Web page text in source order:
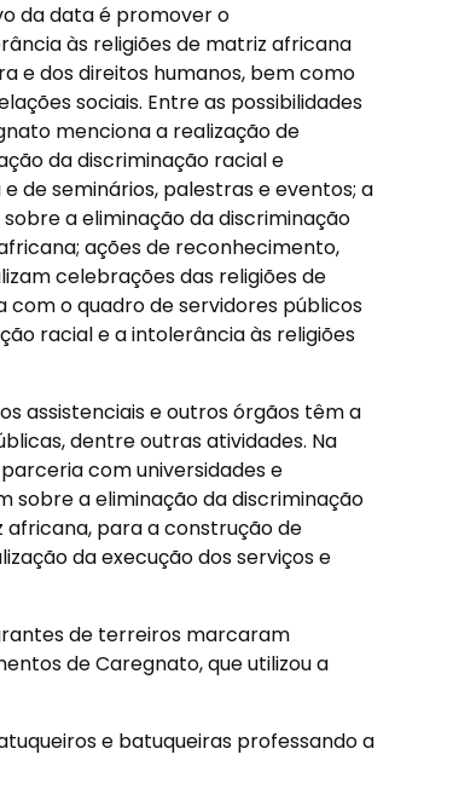
da data é promover o
às religiões de matriz africana
e dos direitos humanos, bem como
sociais. Entre as possibilidades
menciona a realização de
da discriminação racial e
de seminários, palestras e eventos; a
a eliminação da discriminação
ações de reconhecimento,
celebrações das religiões de
o quadro de servidores públicos
racial e a intolerância às religiões
assistenciais e outros órgãos têm a
dentre outras atividades. Na
com universidades e
sobre a eliminação da discriminação
africana, para a construção de
da execução dos serviços e
de terreiros marcaram
de Caregnato, que utilizou a
e batuqueiras professando a